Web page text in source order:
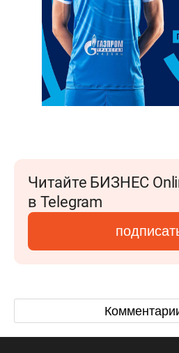
Читайте БИЗНЕС
в Telegram